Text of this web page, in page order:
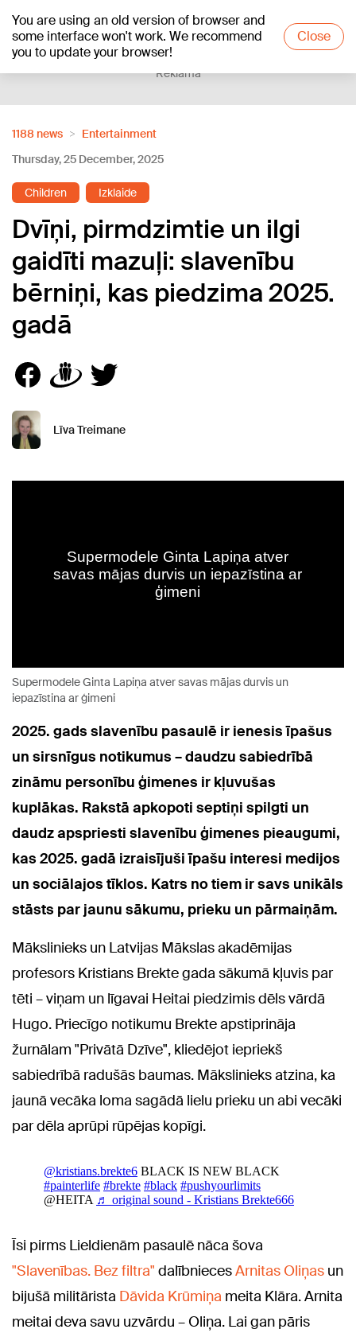
You are using an old version of browser and
some interface won't work. We recommend
you to update your browser!
Close
+20°C
Reklāma
1188 news
Entertainment
Thursday, 25 December, 2025
Children Izklaide
Dvīņi, pirmdzimtie un ilgi
gaidīti mazuļi: slavenību
bērniņi, kas piedzima 2025.
gadā
Līva Treimane
Supermodele Ginta Lapiņa atver savas mājas durvis un
iepazīstina ar ģimeni
2025. gads slavenību pasaulē ir ienesis īpašus
un sirsnīgus notikumus – daudzu sabiedrībā
zināmu personību ģimenes ir kļuvušas
kuplākas. Rakstā apkopoti septiņi spilgti un
daudz apspriesti slavenību ģimenes pieaugumi,
kas 2025. gadā izraisījuši īpašu interesi medijos
un sociālajos tīklos. Katrs no tiem ir savs unikāls
stāsts par jaunu sākumu, prieku un pārmaiņām.
Mākslinieks un Latvijas Mākslas akadēmijas
profesors Kristians Brekte gada sākumā kļuvis par
tēti – viņam un līgavai Heitai piedzimis dēls vārdā
Hugo. Priecīgo notikumu Brekte apstiprināja
žurnālam "Privātā Dzīve", kliedējot iepriekš
sabiedrībā radušās baumas. Mākslinieks atzina, ka
jaunā vecāka loma sagādā lielu prieku un abi vecāki
par dēla aprūpi rūpējas kopīgi.
Īsi pirms Lieldienām pasaulē nāca šova
"Slavenības. Bez filtra" dalībniecesArnitas Oliņas un
bijušā militārista Dāvida Krūmiņa meita Klāra. Arnita
meitai deva savu uzvārdu – Oliņa. Lai gan pāris